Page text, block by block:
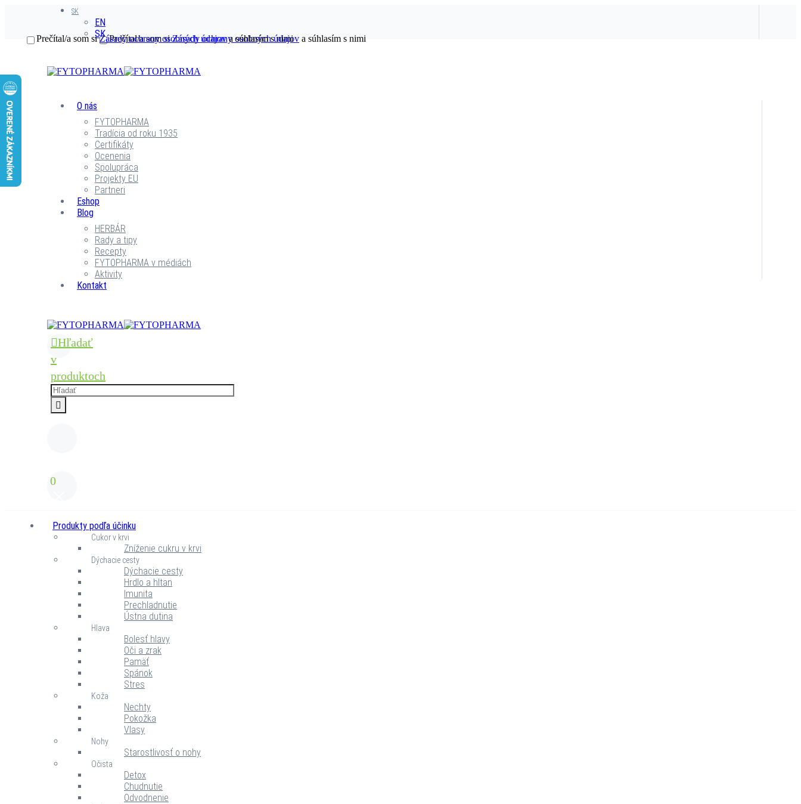
SK
EN
SK
O nás
FYTOPHARMA
Tradícia od roku 1935
Certifikáty
Ocenenia
Spolupráca
Projekty EU
Partneri
Eshop
Blog
HERBÁR
Rady a tipy
Recepty
FYTOPHARMA v médiách
Aktivity
Kontakt
Hľadať
v
produktoch
0
Produkty podľa účinku
Cukor v krvi
Zníženie cukru v krvi
Dýchacie cesty
Dýchacie cesty
Hrdlo a hltan
Imunita
Prechladnutie
Ústna dutina
Hlava
Bolesť hlavy
Oči a zrak
Pamäť
Spánok
Stres
Koža
Nechty
Pokožka
Vlasy
Nohy
Starostlivosť o nohy
Očista
Detox
Chudnutie
Odvodnenie
Prečítal/a som siZásady ochrany osobných údajov a súhlasím s nimi
Prečítal/a som siZásady ochrany osobných údajova súhlasím s nimi